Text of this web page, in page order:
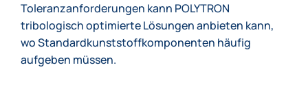
Toleranzanforderungen kann POLYTRON
tribologisch optimierte Lösungen anbieten kann,
wo Standardkunststoffkomponenten häufig
aufgeben müssen.